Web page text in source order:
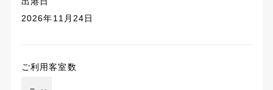
2026年11月24日
ご利用客室数